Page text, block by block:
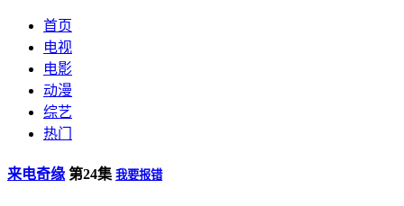
首页
电视
电影
动漫
综艺
热门
来电奇缘 第24集 我要报错